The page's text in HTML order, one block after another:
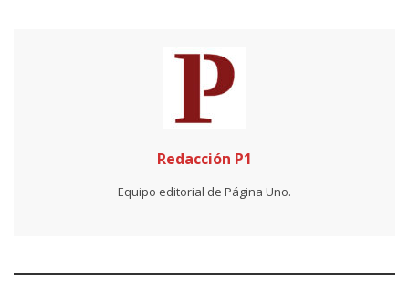
Redacción P1
Equipo editorial de Página Uno.